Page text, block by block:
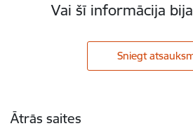
Vai šī informācija
Sniegt
Ātrās saites